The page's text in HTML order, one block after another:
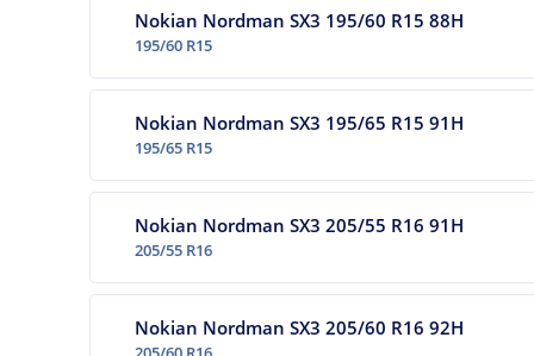
Nokian Nordman SX3 195/60 R15 88H
195/60 R15
Nokian Nordman SX3 195/65 R15 91H
195/65 R15
Nokian Nordman SX3 205/55 R16 91H
205/55 R16
Nokian Nordman SX3 205/60 R16 92H